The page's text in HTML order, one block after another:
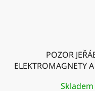
POZOR
ELEKTROMAGNETY
Skladem